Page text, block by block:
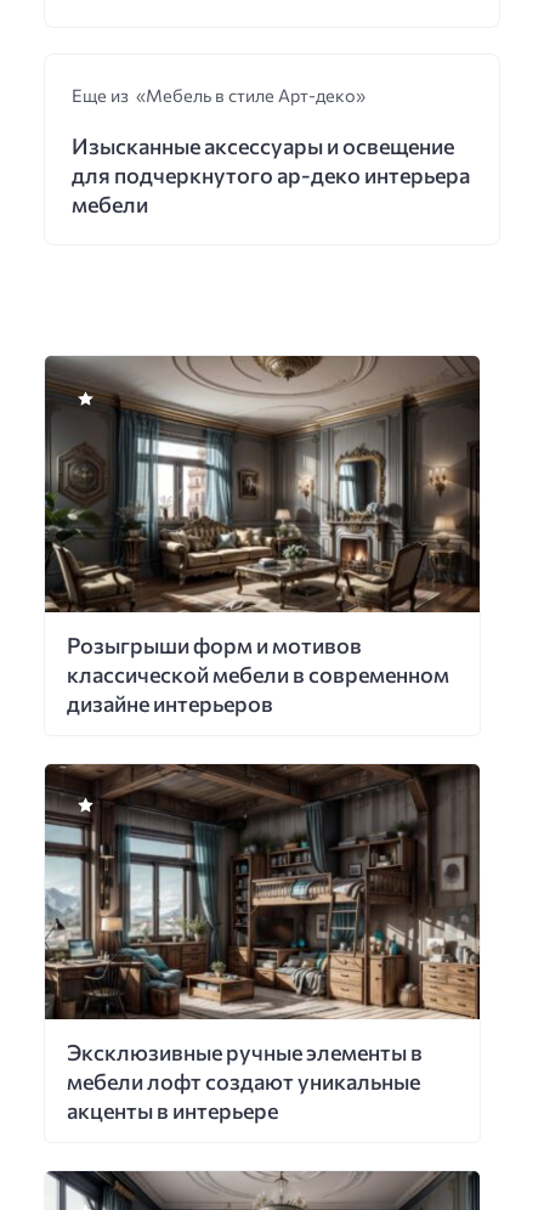
Еще из «Мебель в стиле Арт-деко»
Изысканные аксессуары и освещение
для подчеркнутого ар-деко интерьера
мебели
Розыгрыши форм и мотивов
классической мебели в современном
дизайне интерьеров
Эксклюзивные ручные элементы в
мебели лофт создают уникальные
акценты в интерьере